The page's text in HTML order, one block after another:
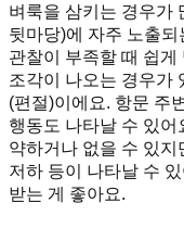
벼룩을 삼키는 경우가
뒷마당)에 자주 노출
관찰이 부족할 때 쉽게
조각이 나오는 경우가
(편절)이에요. 항문 주
행동도 나타날 수 있어
약하거나 없을 수 있지
저하 등이 나타날 수
받는 게 좋아요.